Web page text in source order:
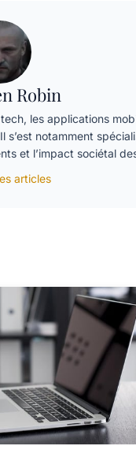
Robin
les applications
s’est notamment
et l’impact sociétal
articles